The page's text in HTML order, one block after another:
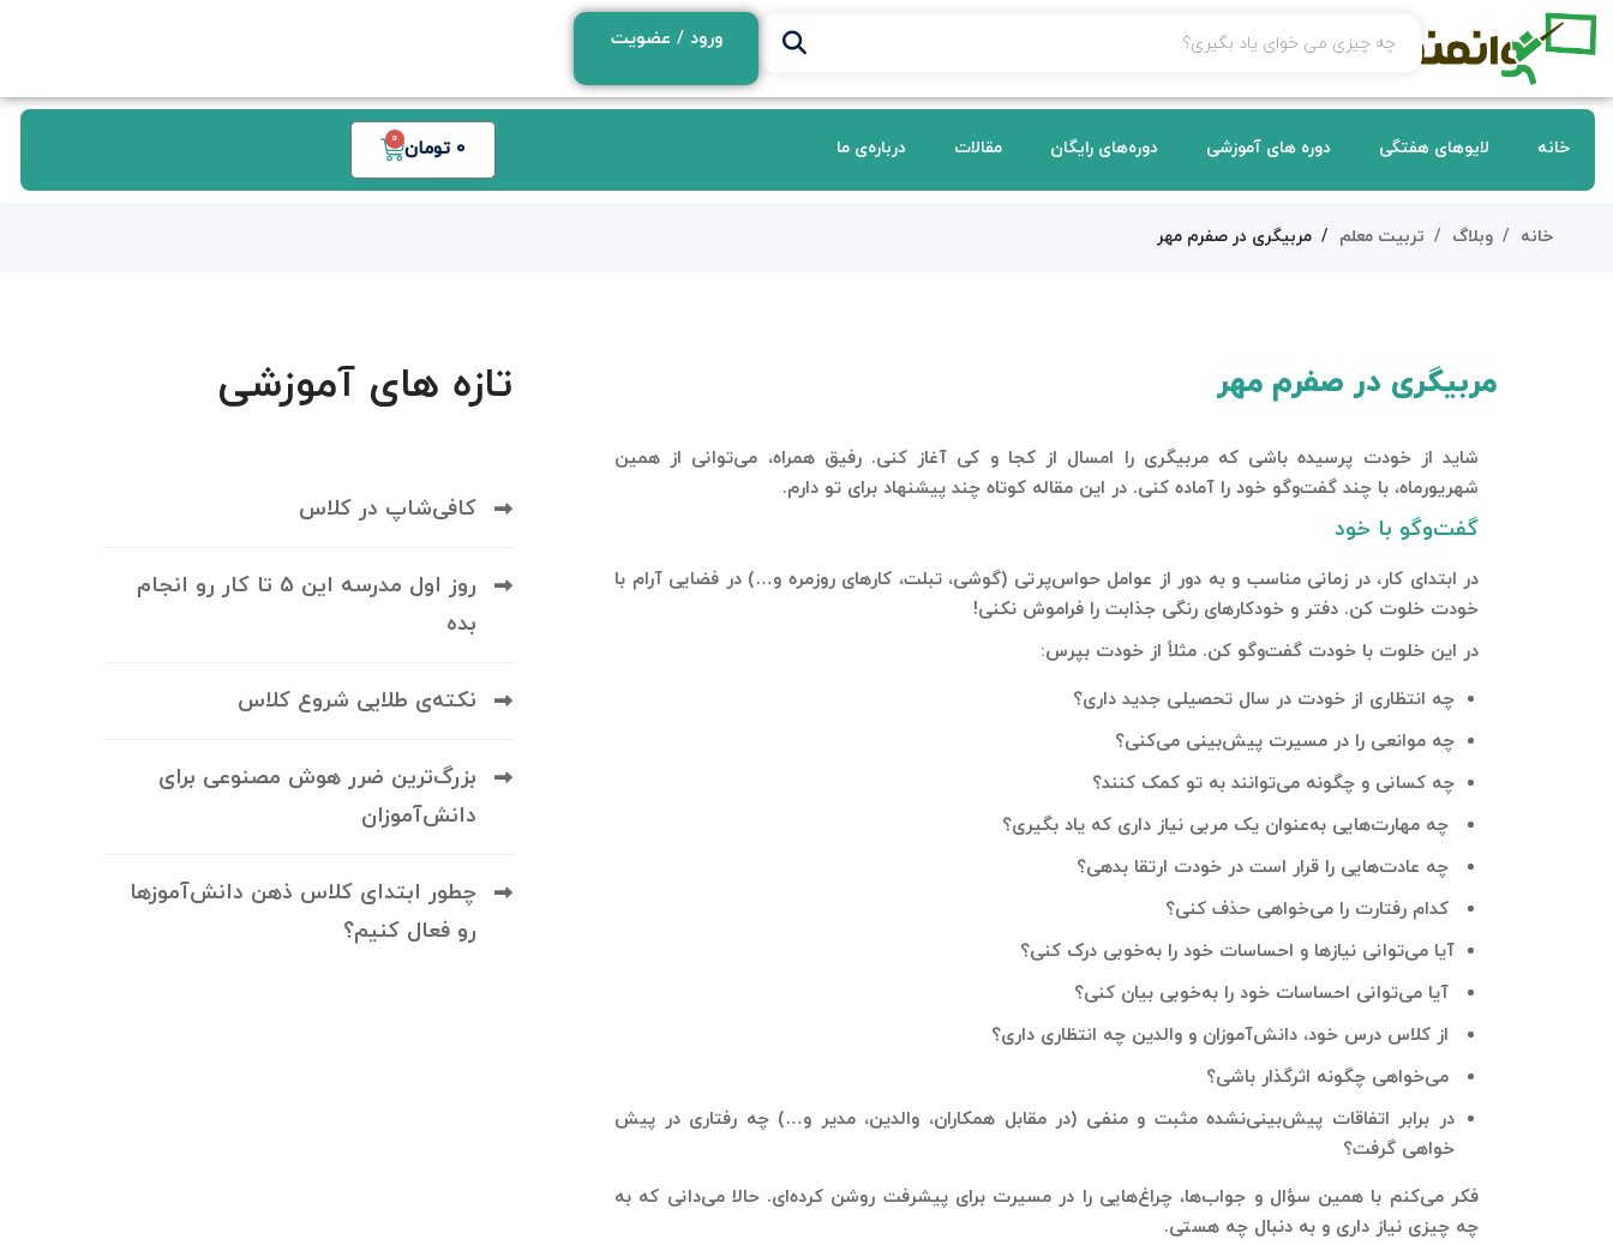
ورود / عضویت
خانه لایوهای هفتگی دوره های آموزشی دوره‌های رایگان مقالات درباره‌ی ما 0 تومان 0
خانه وبلاگ تربیت معلم مربیگری در صفرم مهر
مربیگری در صفرم مهر
شاید از خودت پرسیده باشی که مربیگری را امسال از کجا و کی آغاز کنی. رفیق همراه، می‌توانی از همین
شهریورماه، با چند گفت‌وگو خود را آماده کنی. در این مقاله کوتاه چند پیشنهاد برای تو دارم.
گفت‌وگو با خود
در ابتدای کار، در زمانی مناسب و به دور از عوامل حواس‌پرتی (گوشی، تبلت، کارهای روزمره و…) در فضایی آرام با
خودت خلوت کن. دفتر و خودکارهای رنگی جذابت را فراموش نکنی!
در این خلوت با خودت گفت‌وگو کن. مثلاً از خودت بپرس:
چه انتظاری از خودت در سال تحصیلی جدید داری؟
چه موانعی را در مسیرت پیش‌بینی می‌کنی؟
چه کسانی و چگونه می‌توانند به تو کمک کنند؟
چه مهارت‌هایی به‌عنوان یک مربی نیاز داری که یاد بگیری؟
چه عادت‌هایی را قرار است در خودت ارتقا بدهی؟
کدام رفتارت را می‌خواهی حذف کنی؟
آیا می‌توانی نیازها و احساسات خود را به‌خوبی درک کنی؟
آیا می‌توانی احساسات خود را به‌خوبی بیان کنی؟
از کلاس درس خود، دانش‌آموزان و والدین چه انتظاری داری؟
می‌خواهی چگونه اثرگذار باشی؟
در برابر اتفاقات پیش‌بینی‌نشده مثبت و منفی (در مقابل همکاران، والدین، مدیر و…) چه رفتاری در پیش
خواهی گرفت؟
فکر می‌کنم با همین سؤال و جواب‌ها، چراغ‌هایی را در مسیرت برای پیشرفت روشن کرده‌ای. حالا می‌دانی که به
چه چیزی نیاز داری و به دنبال چه هستی.
تازه های آموزشی
کافی‌شاپ در کلاس
روز اول مدرسه این 5 تا کار رو انجام
بده
نکته‌ی طلایی شروع کلاس
بزرگ‌ترین ضرر هوش مصنوعی برای
دانش‌آموزان
چطور ابتدای کلاس ذهن دانش‌آموزها
رو فعال کنیم؟